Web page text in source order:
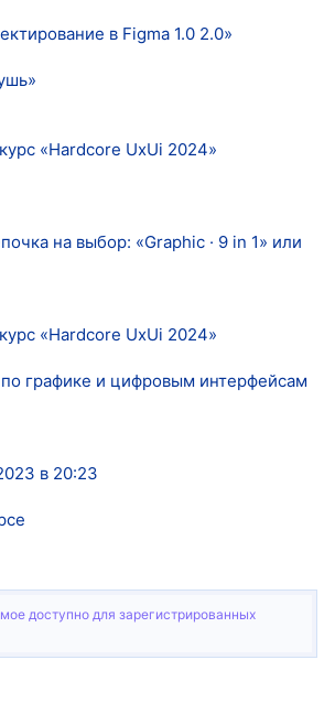
в Figma 1.0 2.0»
«Hardcore UxUi 2024»
на выбор: «Graphic · 9 in 1» или
«Hardcore UxUi 2024»
графике и цифровым интерфейсам
в 20:23
доступно для зарегистрированных